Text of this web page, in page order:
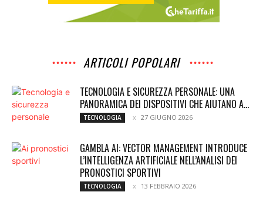
ARTICOLI POPOLARI
TECNOLOGIA E SICUREZZA PERSONALE: UNA
PANORAMICA DEI DISPOSITIVI CHE AIUTANO A...
TECNOLOGIA 27 GIUGNO 2026
GAMBLA AI: VECTOR MANAGEMENT INTRODUCE
L’INTELLIGENZA ARTIFICIALE NELL’ANALISI DEI
PRONOSTICI SPORTIVI
TECNOLOGIA 13 FEBBRAIO 2026